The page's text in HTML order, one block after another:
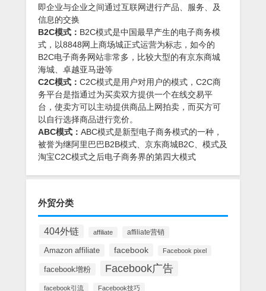
即企业与企业之间通过互联网进行产品、服务、及
信息的交换
B2C模式： B2C模式是中国最早产生的电子商务模
式，以8848网上商场城正式运营为标志，如今的
B2C电子商务网站非常多，比较大型的有京东商城
海城、卓越亚马逊等
C2C模式： C2C模式是用户对用户的模式，C2C商
务平台是指通过为买卖双方提供一个在线交易平
台，使卖方可以主动提供商品上网拍卖，而买方可
以自行选择商品进行竞价。
ABC模式： ABC模式是新型电子商务模式的一种，
被誉为继阿里巴巴B2B模式、京东商城B2C、模式及
淘宝C2C模式之后电子商务界的第四大模式
外贸分类
404外链 affiliate affiliate营销
Amazon affiliate facebook Facebook pixel
facebook增粉 Facebook广告
facebook引流 Facebook技巧